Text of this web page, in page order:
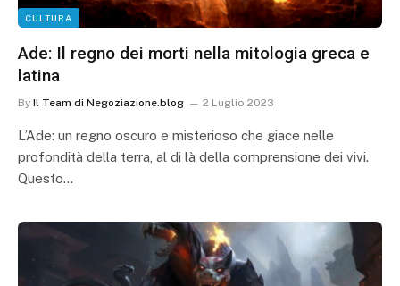
CULTURA
Ade: Il regno dei morti nella mitologia greca e
latina
By Il Team di Negoziazione.blog 2 Luglio 2023
L’Ade: un regno oscuro e misterioso che giace nelle
profondità della terra, al di là della comprensione dei vivi.
Questo…